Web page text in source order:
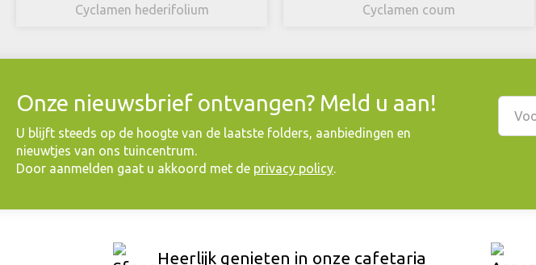
Cyclamen hederifolium Cyclamen coum
Onze nieuwsbrief ontvangen? Meld u aan!
​U blijft steeds op de hoogte van de laatste folders, aanbiedingen en
nieuwtjes van ons tuincentrum.
Door aanmelden gaat u akkoord met de privacy policy.
Heerlijk genieten in onze cafetaria